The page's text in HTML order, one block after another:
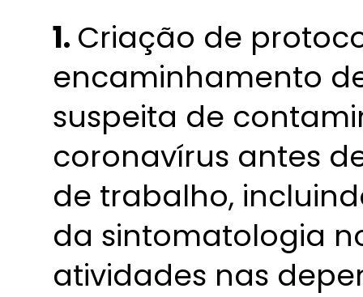
1. Criação de
encaminhamento
suspeita de
coronavírus antes
de trabalho,
da sintomatologia
atividades nas